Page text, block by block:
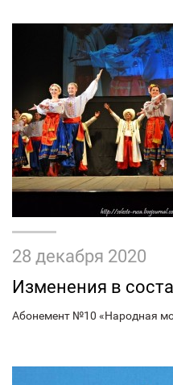
28 декабря 2020
Изменения в
Абонемент №10 «Народная